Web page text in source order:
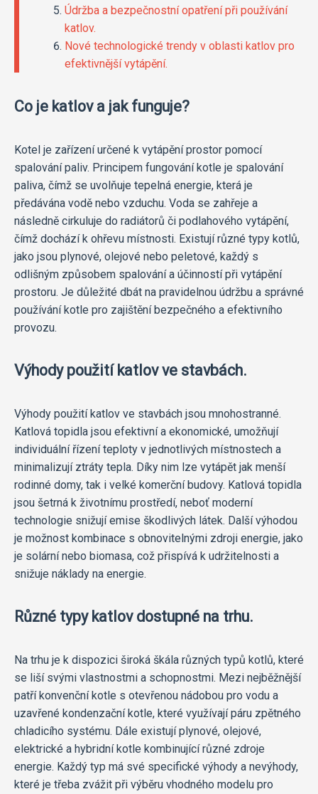
Údržba a bezpečnostní opatření při používání
katlov.
Nové technologické trendy v oblasti katlov pro
efektivnější vytápění.
Co je katlov a jak funguje?
Kotel je zařízení určené k vytápění prostor pomocí
spalování paliv. Principem fungování kotle je spalování
paliva, čímž se uvolňuje tepelná energie, která je
předávána vodě nebo vzduchu. Voda se zahřeje a
následně cirkuluje do radiátorů či podlahového vytápění,
čímž dochází k ohřevu místnosti. Existují různé typy kotlů,
jako jsou plynové, olejové nebo peletové, každý s
odlišným způsobem spalování a účinností při vytápění
prostoru. Je důležité dbát na pravidelnou údržbu a správné
používání kotle pro zajištění bezpečného a efektivního
provozu.
Výhody použití katlov ve stavbách.
Výhody použití katlov ve stavbách jsou mnohostranné.
Katlová topidla jsou efektivní a ekonomické, umožňují
individuální řízení teploty v jednotlivých místnostech a
minimalizují ztráty tepla. Díky nim lze vytápět jak menší
rodinné domy, tak i velké komerční budovy. Katlová topidla
jsou šetrná k životnímu prostředí, neboť moderní
technologie snižují emise škodlivých látek. Další výhodou
je možnost kombinace s obnovitelnými zdroji energie, jako
je solární nebo biomasa, což přispívá k udržitelnosti a
snižuje náklady na energie.
Různé typy katlov dostupné na trhu.
Na trhu je k dispozici široká škála různých typů kotlů, které
se liší svými vlastnostmi a schopnostmi. Mezi nejběžnější
patří konvenční kotle s otevřenou nádobou pro vodu a
uzavřené kondenzační kotle, které využívají páru zpětného
chladicího systému. Dále existují plynové, olejové,
elektrické a hybridní kotle kombinující různé zdroje
energie. Každý typ má své specifické výhody a nevýhody,
které je třeba zvážit při výběru vhodného modelu pro